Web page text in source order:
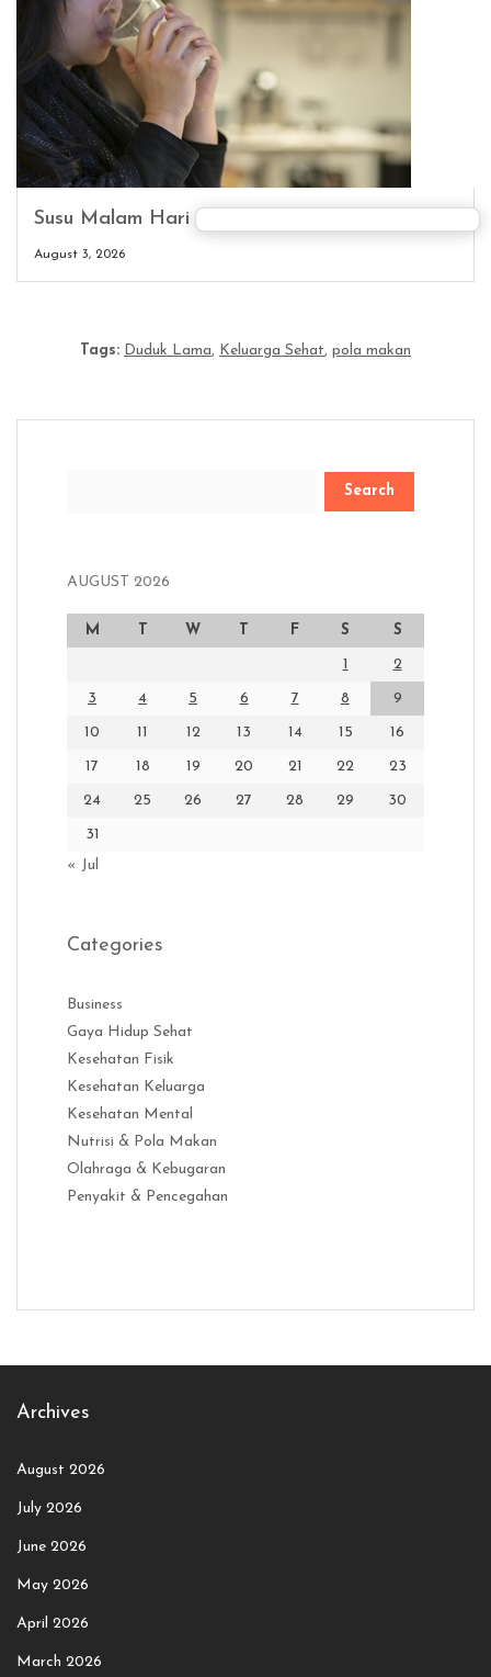
Susu Malam Hari Aman untuk Gula Darah?
August 3, 2026
Tags: Duduk Lama, Keluarga Sehat, pola makan
AUGUST 2026
M W F S S
1 2
3 4 5 6 7 8 9
10 11 12 13 14 15 16
17 18 19 20 21 22 23
24 25 26 27 28 29 30
31
« Jul
Categories
Business
Gaya Hidup Sehat
Kesehatan Fisik
Kesehatan Keluarga
Kesehatan Mental
Nutrisi & Pola Makan
Olahraga & Kebugaran
Penyakit & Pencegahan
Archives
August 2026
July 2026
June 2026
May 2026
April 2026
March 2026